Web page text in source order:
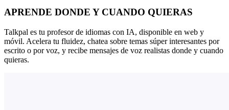
APRENDE DONDE Y CUANDO QUIERAS
Talkpal es tu profesor de idiomas con IA, disponible en web y
móvil. Acelera tu fluidez, chatea sobre temas súper interesantes por
escrito o por voz, y recibe mensajes de voz realistas donde y cuando
quieras.